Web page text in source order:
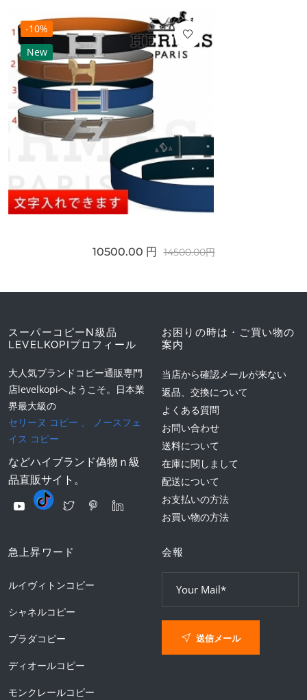
-10%
New
10500.00 円 14500.00円
スーパーコピーN級品
LEVELKOPIプロフィール
大人気ブランドコピー通販専門
店levelkopiへようこそ。日本業
界最大級の
セリーヌ コピー
ノースフェ
イス コピー
などハイブランド偽物ｎ級
品直販サイト。
お困りの時は・ご買い物の
案内
当店から確認メールが来ない
返品、交換について
よくある質問
お問い合わせ
送料について
在庫に関しまして
配送について
お支払いの方法
お買い物の方法
急上昇ワード
ルイヴィトンコピー
シャネルコピー
プラダコピー
ディオールコピー
モンクレールコピー
会報
送信メール